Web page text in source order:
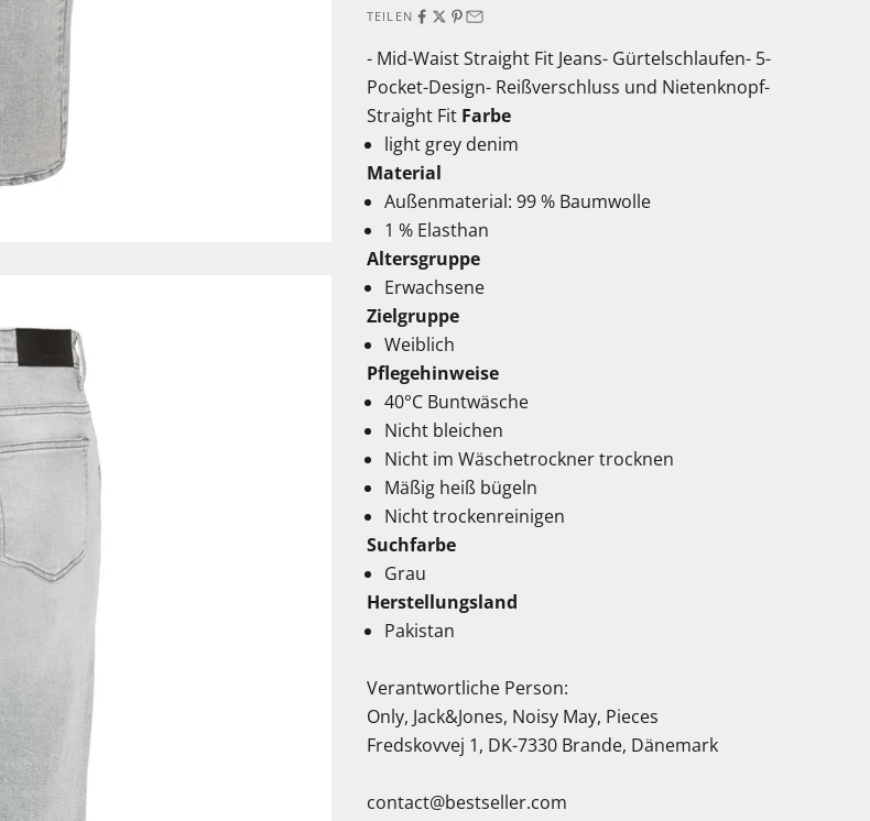
TEILEN
- Mid-Waist Straight Fit Jeans- Gürtelschlaufen- 5-
Pocket-Design- Reißverschluss und Nietenknopf-
Straight Fit Farbe
light grey denim
Material
Außenmaterial: 99 % Baumwolle
1 % Elasthan
Altersgruppe
Erwachsene
Zielgruppe
Weiblich
Pflegehinweise
40°C Buntwäsche
Nicht bleichen
Nicht im Wäschetrockner trocknen
Mäßig heiß bügeln
Nicht trockenreinigen
Suchfarbe
Grau
Herstellungsland
Pakistan
Verantwortliche Person:
Only, Jack&Jones, Noisy May, Pieces
Fredskovvej 1, DK-7330 Brande, Dänemark
contact@bestseller.com